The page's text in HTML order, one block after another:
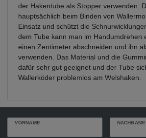
der Hakentube als Stopper verwenden.
hauptsächlich beim Binden von
Einsatz und schützt die
dem Tube kann man im Handumdrehen
einen Zentimeter abschneiden und ihn
verwenden. Das Material und die
dafür sehr gut geeignet und der Tube
Wallerköder problemlos am Welshaken.
VORNAME NACHNAME